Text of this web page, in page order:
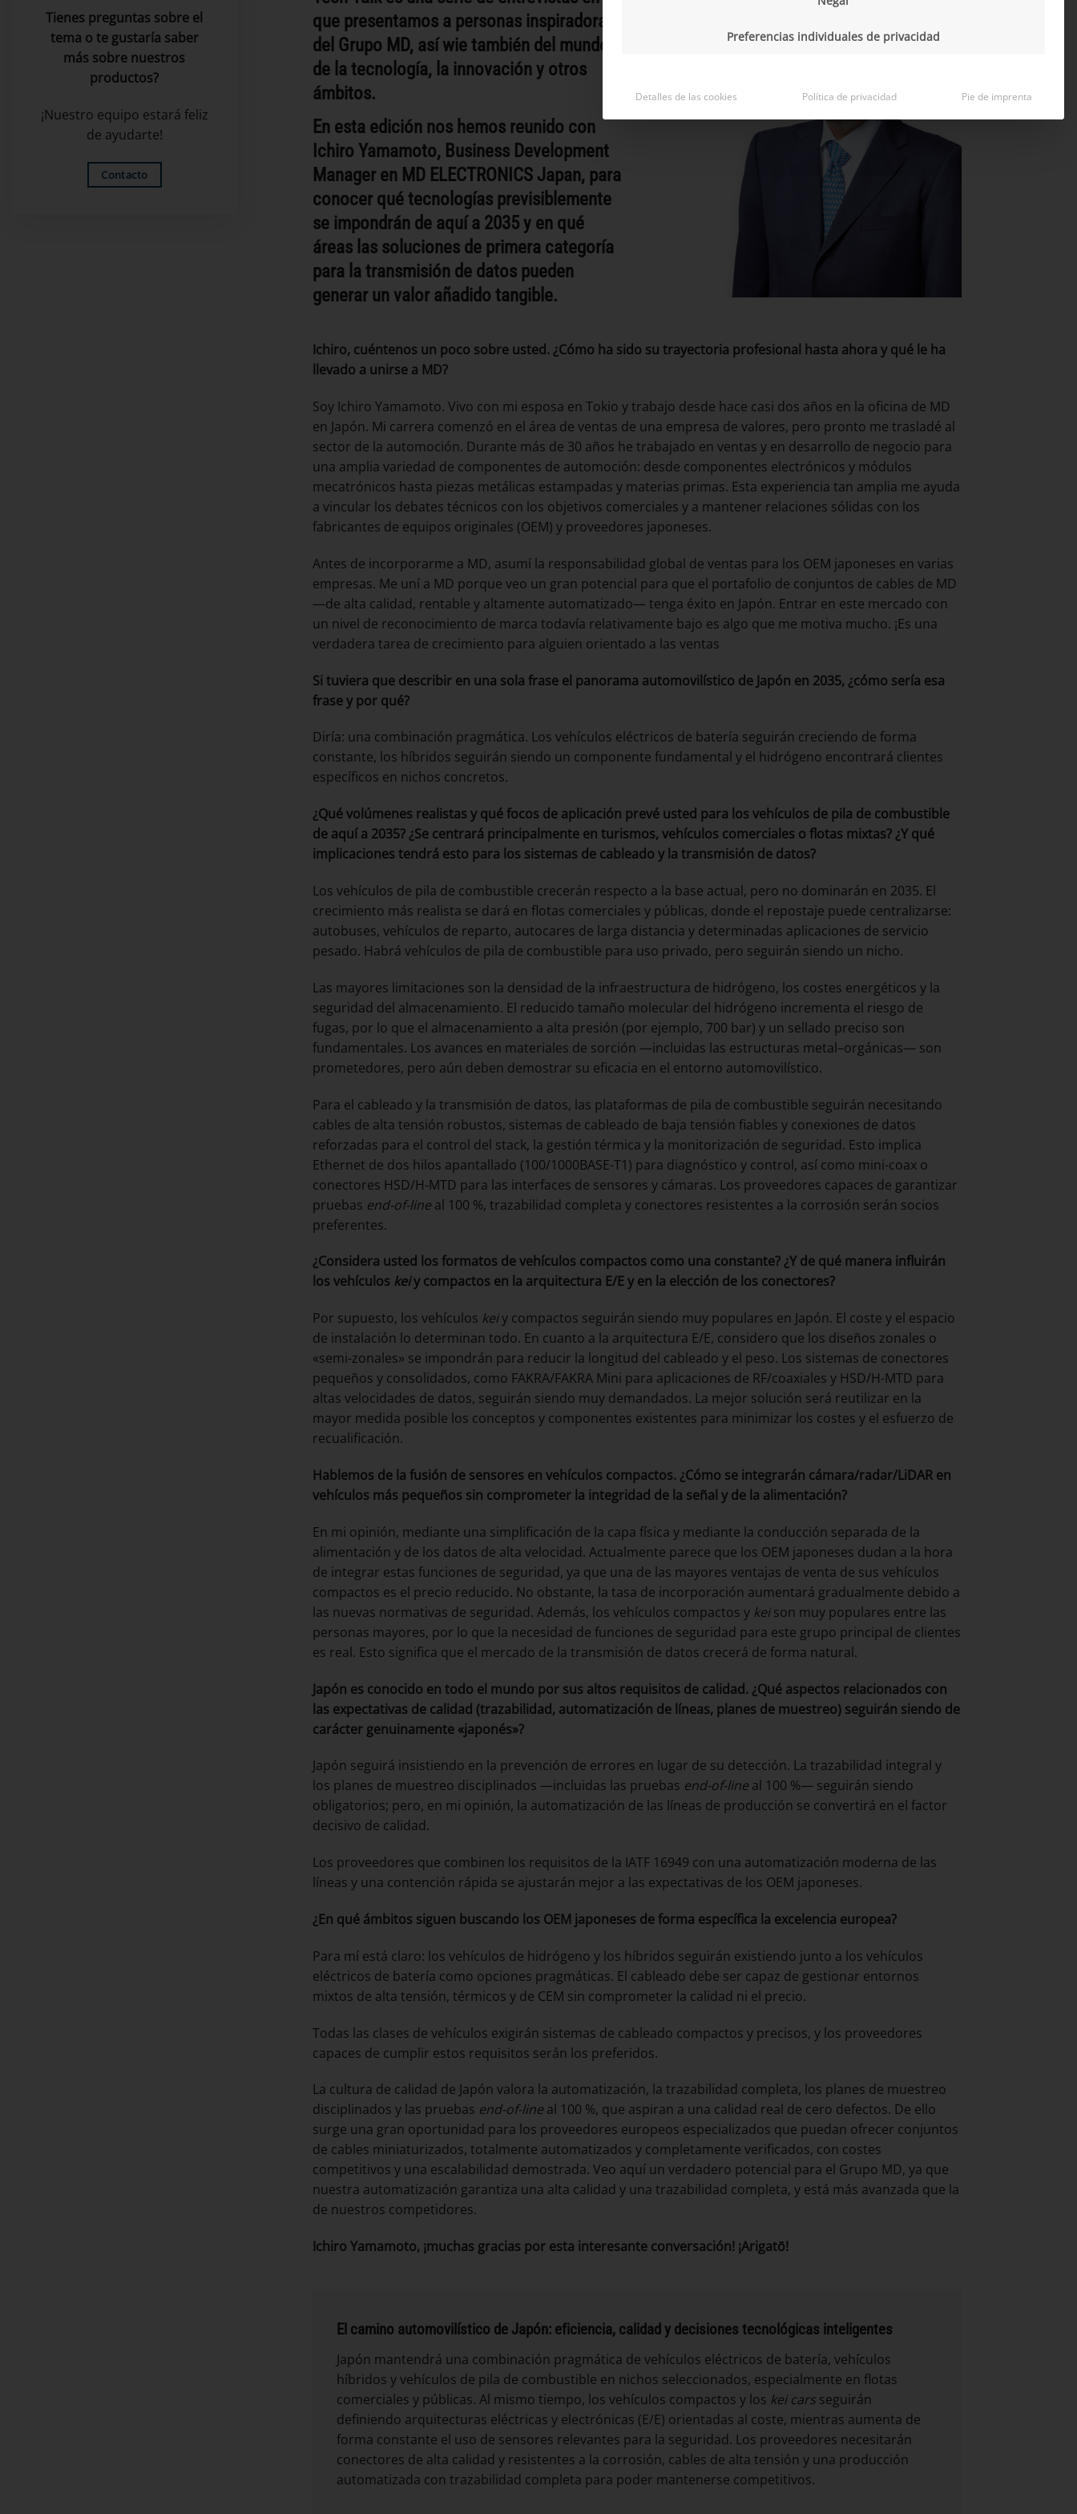
Tienes preguntas sobre el
tema o te gustaría saber
más sobre nuestros
productos?
¡Nuestro equipo estará feliz
de ayudarte!
Contacto
que presentamos a personas inspiradoras
del Grupo MD, así wie también del mundo
de la tecnología, la innovación y otros
ámbitos.
En esta edición nos hemos reunido con
Ichiro Yamamoto, Business Development
Manager en MD ELECTRONICS Japan, para
conocer qué tecnologías previsiblemente
se impondrán de aquí a 2035 y en qué
áreas las soluciones de primera categoría
para la transmisión de datos pueden
generar un valor añadido tangible.
Ichiro, cuéntenos un poco sobre usted. ¿Cómo ha sido su trayectoria profesional hasta ahora y qué le ha
llevado a unirse a MD?
Soy Ichiro Yamamoto. Vivo con mi esposa en Tokio y trabajo desde hace casi dos años en la oficina de MD
en Japón. Mi carrera comenzó en el área de ventas de una empresa de valores, pero pronto me trasladé al
sector de la automoción. Durante más de 30 años he trabajado en ventas y en desarrollo de negocio para
una amplia variedad de componentes de automoción: desde componentes electrónicos y módulos
mecatrónicos hasta piezas metálicas estampadas y materias primas. Esta experiencia tan amplia me ayuda
a vincular los debates técnicos con los objetivos comerciales y a mantener relaciones sólidas con los
fabricantes de equipos originales (OEM) y proveedores japoneses.
Antes de incorporarme a MD, asumí la responsabilidad global de ventas para los OEM japoneses en varias
empresas. Me uní a MD porque veo un gran potencial para que el portafolio de conjuntos de cables de MD
—de alta calidad, rentable y altamente automatizado— tenga éxito en Japón. Entrar en este mercado con
un nivel de reconocimiento de marca todavía relativamente bajo es algo que me motiva mucho. ¡Es una
verdadera tarea de crecimiento para alguien orientado a las ventas
Si tuviera que describir en una sola frase el panorama automovilístico de Japón en 2035, ¿cómo sería esa
frase y por qué?
Diría: una combinación pragmática. Los vehículos eléctricos de batería seguirán creciendo de forma
constante, los híbridos seguirán siendo un componente fundamental y el hidrógeno encontrará clientes
específicos en nichos concretos.
¿Qué volúmenes realistas y qué focos de aplicación prevé usted para los vehículos de pila de combustible
de aquí a 2035? ¿Se centrará principalmente en turismos, vehículos comerciales o flotas mixtas? ¿Y qué
implicaciones tendrá esto para los sistemas de cableado y la transmisión de datos?
Los vehículos de pila de combustible crecerán respecto a la base actual, pero no dominarán en 2035. El
crecimiento más realista se dará en flotas comerciales y públicas, donde el repostaje puede centralizarse:
autobuses, vehículos de reparto, autocares de larga distancia y determinadas aplicaciones de servicio
pesado. Habrá vehículos de pila de combustible para uso privado, pero seguirán siendo un nicho.
Las mayores limitaciones son la densidad de la infraestructura de hidrógeno, los costes energéticos y la
seguridad del almacenamiento. El reducido tamaño molecular del hidrógeno incrementa el riesgo de
fugas, por lo que el almacenamiento a alta presión (por ejemplo, 700 bar) y un sellado preciso son
fundamentales. Los avances en materiales de sorción —incluidas las estructuras metal–orgánicas— son
prometedores, pero aún deben demostrar su eficacia en el entorno automovilístico.
Para el cableado y la transmisión de datos, las plataformas de pila de combustible seguirán necesitando
cables de alta tensión robustos, sistemas de cableado de baja tensión fiables y conexiones de datos
reforzadas para el control del stack, la gestión térmica y la monitorización de seguridad. Esto implica
Ethernet de dos hilos apantallado (100/1000BASE-T1) para diagnóstico y control, así como mini-coax o
conectores HSD/H-MTD para las interfaces de sensores y cámaras. Los proveedores capaces de garantizar
pruebas end-of-line al 100 %, trazabilidad completa y conectores resistentes a la corrosión serán socios
preferentes.
¿Considera usted los formatos de vehículos compactos como una constante? ¿Y de qué manera influirán
los vehículos keiy compactos en la arquitectura E/E y en la elección de los conectores?
Por supuesto, los vehículos keiy compactos seguirán siendo muy populares en Japón. El coste y el espacio
de instalación lo determinan todo. En cuanto a la arquitectura E/E, considero que los diseños zonales o
«semi-zonales» se impondrán para reducir la longitud del cableado y el peso. Los sistemas de conectores
pequeños y consolidados, como FAKRA/FAKRA Mini para aplicaciones de RF/coaxiales y HSD/H-MTD para
altas velocidades de datos, seguirán siendo muy demandados. La mejor solución será reutilizar en la
mayor medida posible los conceptos y componentes existentes para minimizar los costes y el esfuerzo de
recualificación.
Hablemos de la fusión de sensores en vehículos compactos. ¿Cómo se integrarán cámara/radar/LiDAR en
vehículos más pequeños sin comprometer la integridad de la señal y de la alimentación?
En mi opinión, mediante una simplificación de la capa física y mediante la conducción separada de la
alimentación y de los datos de alta velocidad. Actualmente parece que los OEM japoneses dudan a la hora
de integrar estas funciones de seguridad, ya que una de las mayores ventajas de venta de sus vehículos
compactos es el precio reducido. No obstante, la tasa de incorporación aumentará gradualmente debido a
las nuevas normativas de seguridad. Además, los vehículos compactos y keison muy populares entre las
personas mayores, por lo que la necesidad de funciones de seguridad para este grupo principal de clientes
es real. Esto significa que el mercado de la transmisión de datos crecerá de forma natural.
Japón es conocido en todo el mundo por sus altos requisitos de calidad. ¿Qué aspectos relacionados con
las expectativas de calidad (trazabilidad, automatización de líneas, planes de muestreo) seguirán siendo de
carácter genuinamente «japonés»?
Japón seguirá insistiendo en la prevención de errores en lugar de su detección. La trazabilidad integral y
los planes de muestreo disciplinados —incluidas las pruebas end-of-line al 100 %— seguirán siendo
obligatorios; pero, en mi opinión, la automatización de las líneas de producción se convertirá en el factor
decisivo de calidad.
Los proveedores que combinen los requisitos de la IATF 16949 con una automatización moderna de las
líneas y una contención rápida se ajustarán mejor a las expectativas de los OEM japoneses.
¿En qué ámbitos siguen buscando los OEM japoneses de forma específica la excelencia europea?
Para mí está claro: los vehículos de hidrógeno y los híbridos seguirán existiendo junto a los vehículos
eléctricos de batería como opciones pragmáticas. El cableado debe ser capaz de gestionar entornos
mixtos de alta tensión, térmicos y de CEM sin comprometer la calidad ni el precio.
Todas las clases de vehículos exigirán sistemas de cableado compactos y precisos, y los proveedores
capaces de cumplir estos requisitos serán los preferidos.
La cultura de calidad de Japón valora la automatización, la trazabilidad completa, los planes de muestreo
disciplinados y las pruebas end-of-line al 100 %, que aspiran a una calidad real de cero defectos. De ello
surge una gran oportunidad para los proveedores europeos especializados que puedan ofrecer conjuntos
de cables miniaturizados, totalmente automatizados y completamente verificados, con costes
competitivos y una escalabilidad demostrada. Veo aquí un verdadero potencial para el Grupo MD, ya que
nuestra automatización garantiza una alta calidad y una trazabilidad completa, y está más avanzada que la
de nuestros competidores.
Ichiro Yamamoto, ¡muchas gracias por esta interesante conversación! ¡Arigatō!
El camino automovilístico de Japón: eficiencia, calidad y decisiones tecnológicas inteligentes
Japón mantendrá una combinación pragmática de vehículos eléctricos de batería, vehículos
híbridos y vehículos de pila de combustible en nichos seleccionados, especialmente en flotas
comerciales y públicas. Al mismo tiempo, los vehículos compactos y los kei cars seguirán
definiendo arquitecturas eléctricas y electrónicas (E/E) orientadas al coste, mientras aumenta de
forma constante el uso de sensores relevantes para la seguridad. Los proveedores necesitarán
conectores de alta calidad y resistentes a la corrosión, cables de alta tensión y una producción
automatizada con trazabilidad completa para poder mantenerse competitivos.
Preferencias individuales de privacidad
Detalles de las cookies Política de privacidad Pie de imprenta